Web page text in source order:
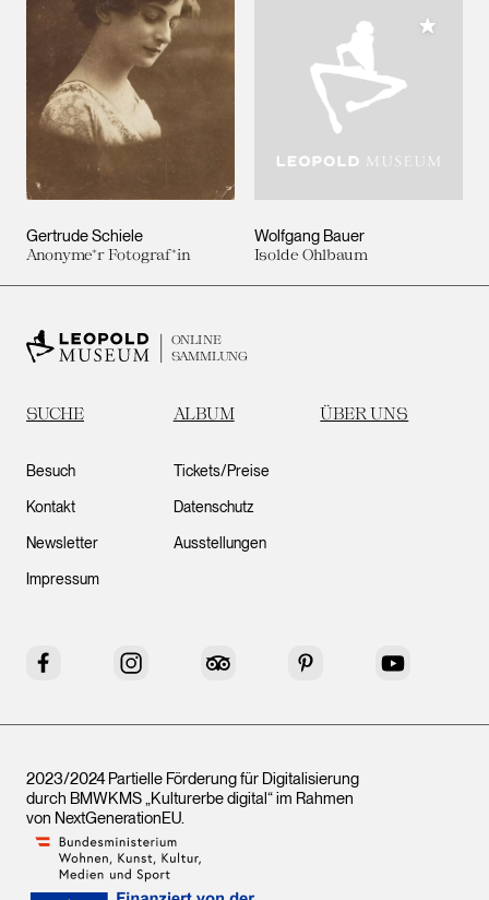
Gertrude Schiele
Anonyme*r Fotograf*in
Wolfgang Bauer
Isolde Ohlbaum
Meiner
ONLINE
SAMMLUNG
SUCHE ALBUM ÜBER UNS
Besuch
Kontakt
Newsletter
Impressum
Tickets/Preise
Datenschutz
Ausstellungen
Facebook Instagram Tripadvisor Pinterest YouTube
2023/2024 Partielle Förderung für Digitalisierung
durch BMWKMS „Kulturerbe digital“ im Rahmen
von NextGenerationEU.